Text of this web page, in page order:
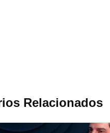
Relacionados